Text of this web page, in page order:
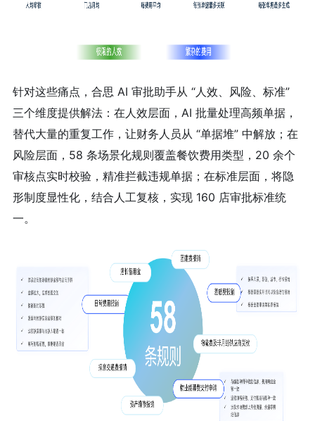
针对这些痛点，合思 AI 审批助手从 “人效、风险、标准”
三个维度提供解法：在人效层面，AI 批量处理高频单据，
替代大量的重复工作，让财务人员从 “单据堆” 中解放；在
风险层面，58 条场景化规则覆盖餐饮费用类型，20 余个
审核点实时校验，精准拦截违规单据；在标准层面，将隐
形制度显性化，结合人工复核，实现 160 店审批标准统
一。